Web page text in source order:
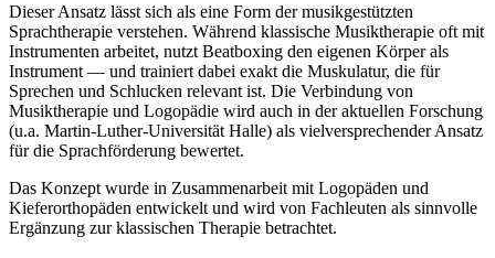
Dieser Ansatz lässt sich als eine Form der musikgestützten
Sprachtherapie verstehen. Während klassische Musiktherapie oft mit
Instrumenten arbeitet, nutzt Beatboxing den eigenen Körper als
Instrument — und trainiert dabei exakt die Muskulatur, die für
Sprechen und Schlucken relevant ist. Die Verbindung von
Musiktherapie und Logopädie wird auch in der aktuellen Forschung
(u.a. Martin-Luther-Universität Halle) als vielversprechender Ansatz
für die Sprachförderung bewertet.
Das Konzept wurde in Zusammenarbeit mit Logopäden und
Kieferorthopäden entwickelt und wird von Fachleuten als sinnvolle
Ergänzung zur klassischen Therapie betrachtet.